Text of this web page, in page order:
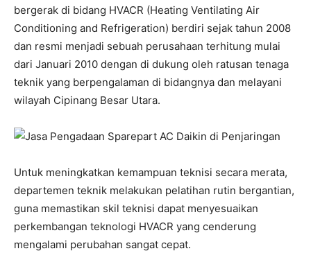
bergerak di bidang HVACR (Heating Ventilating Air
Conditioning and Refrigeration) berdiri sejak tahun 2008
dan resmi menjadi sebuah perusahaan terhitung mulai
dari Januari 2010 dengan di dukung oleh ratusan tenaga
teknik yang berpengalaman di bidangnya dan melayani
wilayah Cipinang Besar Utara.
Untuk meningkatkan kemampuan teknisi secara merata,
departemen teknik melakukan pelatihan rutin bergantian,
guna memastikan skil teknisi dapat menyesuaikan
perkembangan teknologi HVACR yang cenderung
mengalami perubahan sangat cepat.